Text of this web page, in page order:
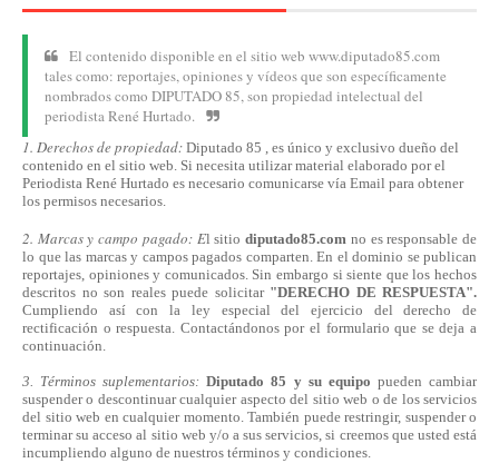
El contenido disponible en el sitio web www.diputado85.com
tales como: reportajes, opiniones y vídeos que son específicamente
nombrados como DIPUTADO 85, son propiedad intelectual del
periodista René Hurtado.
1. Derechos de propiedad: Diputado 85 , es único y exclusivo dueño del
contenido en el sitio web. Si necesita utilizar material elaborado por el
Periodista René Hurtado es necesario comunicarse vía Email para obtener
los permisos necesarios.
2. Marcas y campo pagado: El sitiodiputado85.com no es responsable de
lo que las marcas y campos pagados comparten. En el dominio se publican
reportajes, opiniones y comunicados. Sin embargo si siente que los hechos
descritos no son reales puede solicitar "DERECHO DE RESPUESTA".
Cumpliendo asícon la ley especial del ejercicio del derecho de
rectificación o respuesta. Contactándonospor el formulario que se deja a
continuación.
3. Términos suplementarios:Diputado 85 y su equipo pueden cambiar
suspender o descontinuar cualquier aspecto del sitio web o de los servicios
del sitio web en cualquier momento. También puede restringir, suspender o
terminar su acceso al sitio web y/o a sus servicios, si creemos que usted está
incumpliendo alguno de nuestros términos y condiciones.